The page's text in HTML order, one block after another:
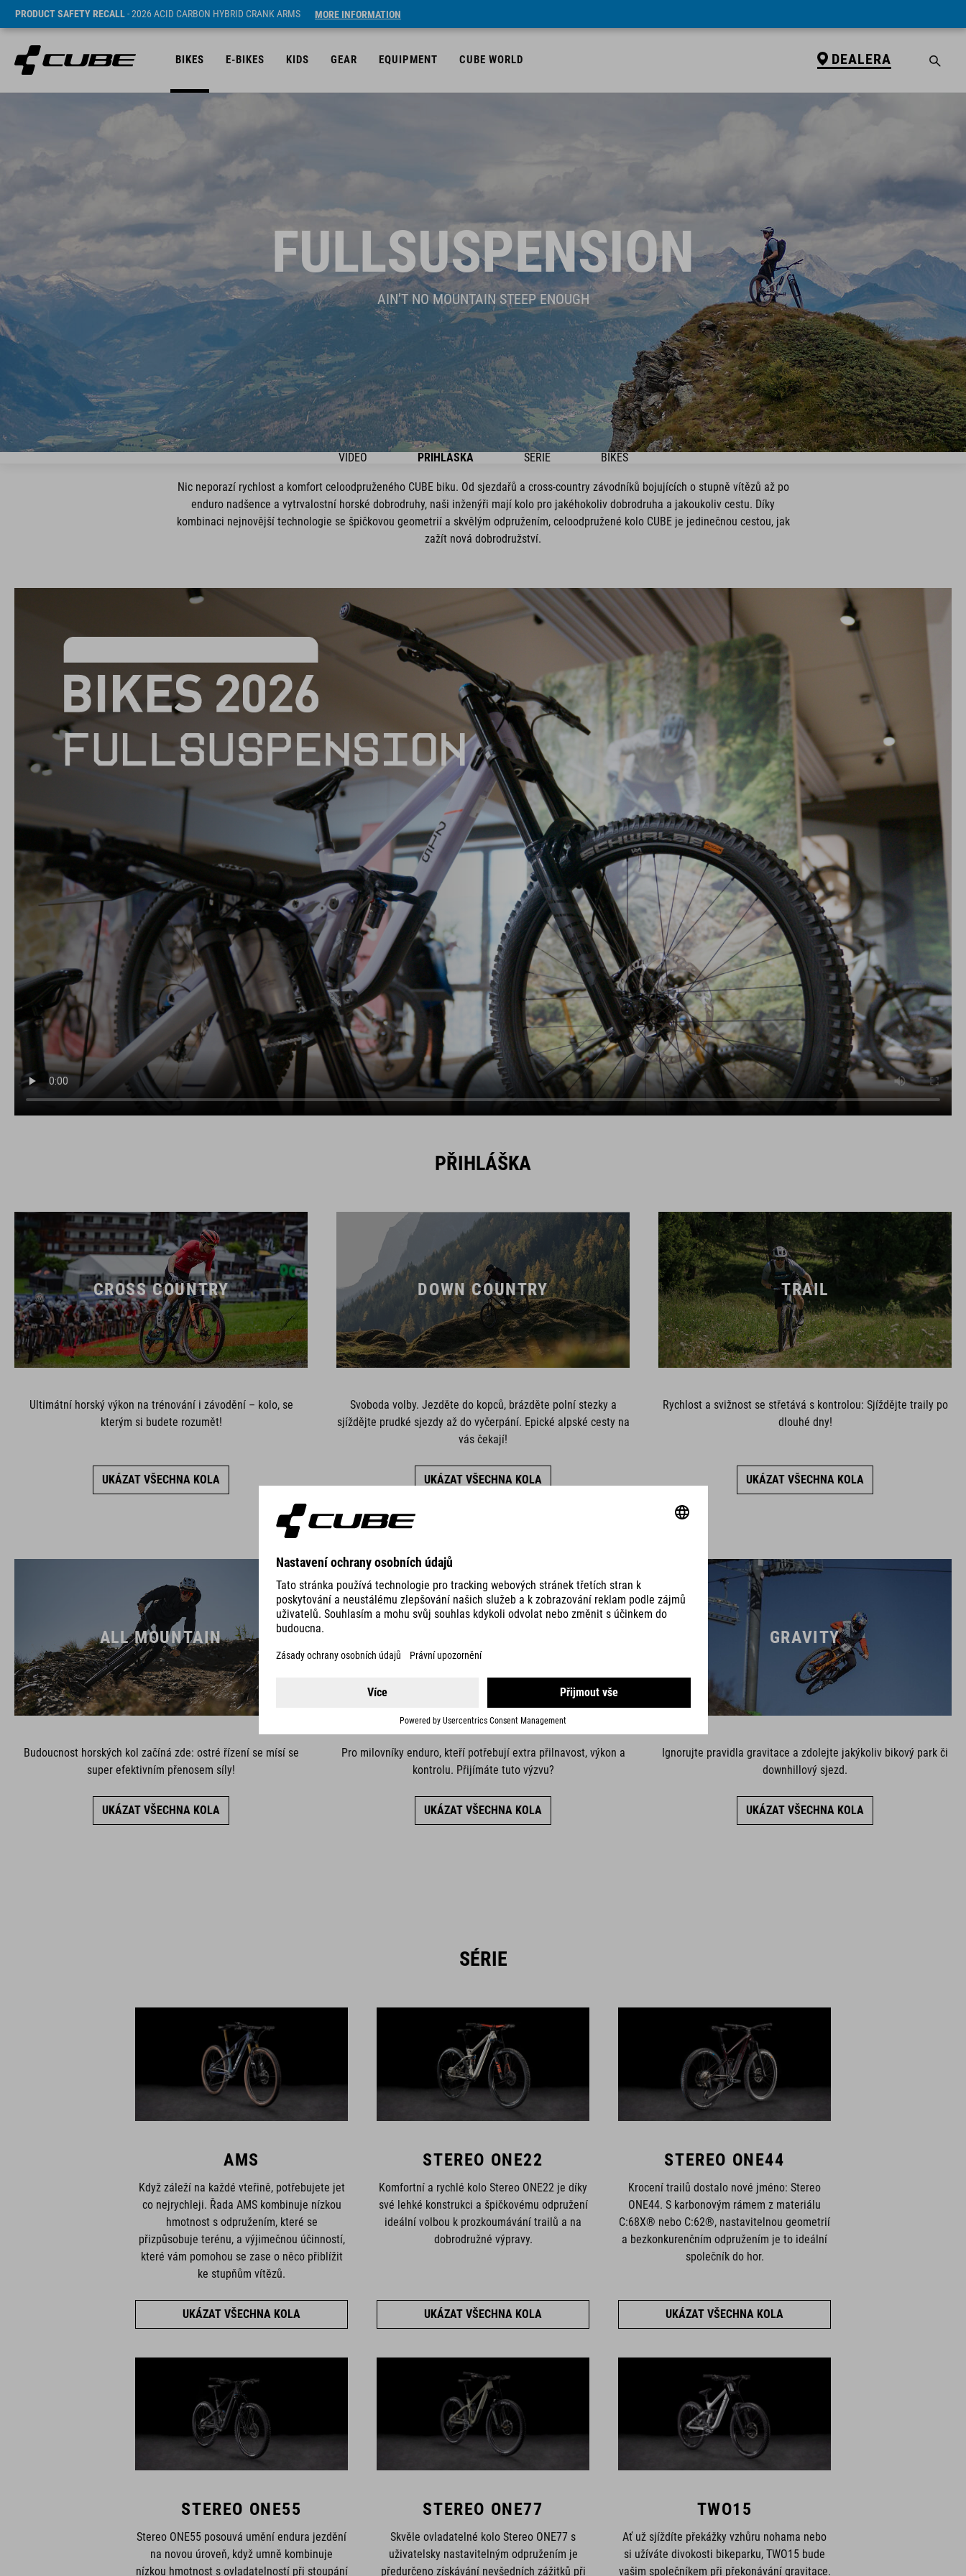
PRODUCT SAFETY RECALL- 2026 ACID CARBON HYBRID CRANK ARMS MORE INFORMATION
BIKES E-BIKES KIDS GEAR EQUIPMENT CUBE WORLD DEALERA
FULLSUSPENSION
AIN’T NO MOUNTAIN STEEP ENOUGH
VIDEO PŘIHLÁŠKA SÉRIE BIKES
Nic neporazí rychlost a komfort celoodpruženého CUBE biku. Od sjezdařů a cross-country závodníků bojujících o stupně vítězů až po
enduro nadšence a vytrvalostní horské dobrodruhy, naši inženýři mají kolo pro jakéhokoliv dobrodruha a jakoukoliv cestu. Díky
kombinaci nejnovější technologie se špičkovou geometrií a skvělým odpružením, celoodpružené kolo CUBE je jedinečnou cestou, jak
zažít nová dobrodružství.
PŘIHLÁŠKA
CROSS COUNTRY
Ultimátní horský výkon na trénování i závodění – kolo, se
kterým si budete rozumět!
UKÁZAT VŠECHNA KOLA
DOWN COUNTRY
Svoboda volby. Jezděte do kopců, brázděte polní stezky a
sjíždějte prudké sjezdy až do vyčerpání. Epické alpské cesty na
vás čekají!
UKÁZAT VŠECHNA KOLA
TRAIL
Rychlost a svižnost se střetává s kontrolou: Sjíždějte traily po
dlouhé dny!
UKÁZAT VŠECHNA KOLA
ALL MOUNTAIN
Budoucnost horských kol začíná zde: ostré řízení se mísí se
super efektivním přenosem síly!
UKÁZAT VŠECHNA KOLA
Pro milovníky enduro, kteří potřebují extra přilnavost, výkon a
kontrolu. Přijímáte tuto výzvu?
UKÁZAT VŠECHNA KOLA
GRAVITY
Ignorujte pravidla gravitace a zdolejte jakýkoliv bikový park či
downhillový sjezd.
UKÁZAT VŠECHNA KOLA
SÉRIE
AMS
Když záleží na každé vteřině, potřebujete jet
co nejrychleji. Řada AMS kombinuje nízkou
hmotnost s odpružením, které se
přizpůsobuje terénu, a výjimečnou účinností,
které vám pomohou se zase o něco přiblížit
ke stupňům vítězů.
UKÁZAT VŠECHNA KOLA
STEREO ONE22
Komfortní a rychlé kolo Stereo ONE22 je díky
své lehké konstrukci a špičkovému odpružení
ideální volbou k prozkoumávání trailů a na
dobrodružné výpravy.
UKÁZAT VŠECHNA KOLA
STEREO ONE44
Krocení trailů dostalo nové jméno: Stereo
ONE44. S karbonovým rámem z materiálu
C:68X® nebo C:62®, nastavitelnou geometrií
a bezkonkurenčním odpružením je to ideální
společník do hor.
UKÁZAT VŠECHNA KOLA
STEREO ONE55
Stereo ONE55 posouvá umění endura jezdění
na novou úroveň, když umně kombinuje
nízkou hmotnost s ovladatelností při stoupání
STEREO ONE77
Skvěle ovladatelné kolo Stereo ONE77 s
uživatelsky nastavitelným odpružením je
předurčeno získávání nevšedních zážitků při
TWO15
Ať už sjíždíte překážky vzhůru nohama nebo
si užíváte divokosti bikeparku, TWO15 bude
vašim společníkem při překonávání gravitace.